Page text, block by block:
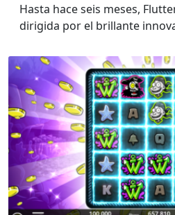
Hasta hace seis meses,
dirigida por el brillante